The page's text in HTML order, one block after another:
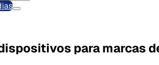
para marcas